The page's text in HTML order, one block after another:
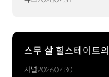
스무 살 힐스테이트
저널2026.07.30